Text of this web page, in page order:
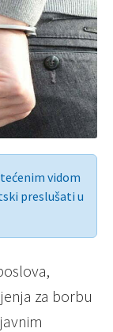
vidom
preslušati u
za borbu